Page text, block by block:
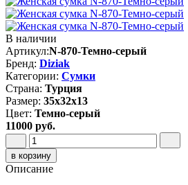
В наличии
Артикул:N-870-Темно-серый
Бренд: Diziak
Категории: Сумки
Страна: Турция
Размер: 35х32х13
Цвет: Темно-серый
11000 руб.
в корзину
Описание